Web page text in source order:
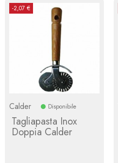
-2,07 €
Calder Disponibile
Tagliapasta Inox
Doppia Calder